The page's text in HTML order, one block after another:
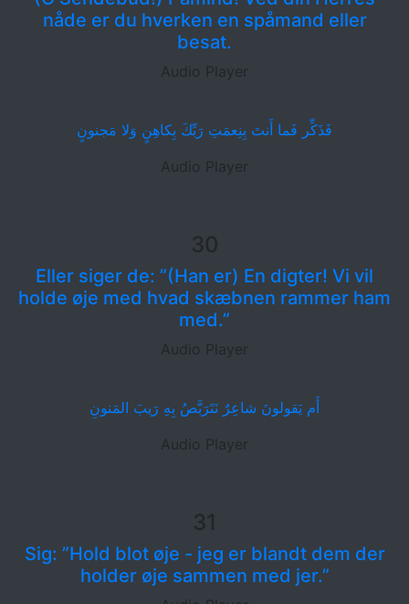
nåde er du hverken en spåmand eller
besat.
Audio Player
فَذَكِّر فَما أَنتَ بِنِعمَتِ رَبِّكَ بِكاهِنٍ وَلا مَجنونٍ
Audio Player
30
Eller siger de: ”(Han er) En digter! Vi vil
holde øje med hvad skæbnen rammer ham
med.”
Audio Player
أَم يَقولونَ شاعِرٌ نَتَرَبَّصُ بِهِ رَيبَ المَنونِ
Audio Player
31
Sig: ”Hold blot øje - jeg er blandt dem der
holder øje sammen med jer.”